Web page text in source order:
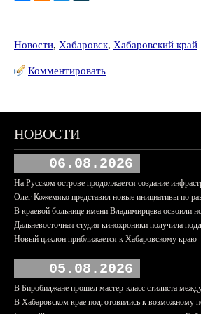
Новости, Хабаровск, Хабаровский край
Комментировать
НОВОСТИ
06.08.2026
На Русском острове продолжается создание
Олег Кожемяко представил новые инициативы по
В краевой больнице имени Владимирцева освоили
Дальневосточная студия кинохроники получила
Новый циклон приближается к Хабаровскому краю
05.08.2026
В Биробиджане прошел мастер-класс стилиста
В Хабаровском крае подготовились к